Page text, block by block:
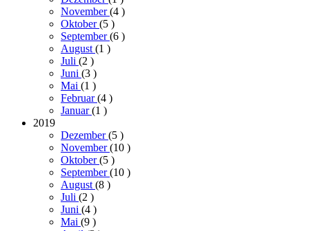
November(4 )
Oktober(5 )
September(6 )
August(1 )
Juli (2 )
Juni (3 )
Mai (1 )
Februar(4 )
Januar(1 )
2019
Dezember(5 )
November(10 )
Oktober(5 )
September(10 )
August(8 )
Juli (2 )
Juni (4 )
Mai (9 )